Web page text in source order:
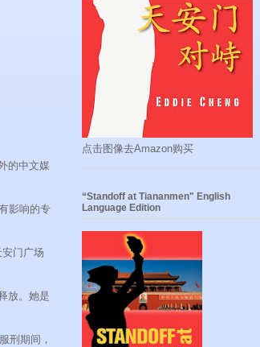
的中文媒
影响的专
门广场
放。她是
刑期间，
点击图像去Amazon购买
“Standoff at Tiananmen" English
Language Edition